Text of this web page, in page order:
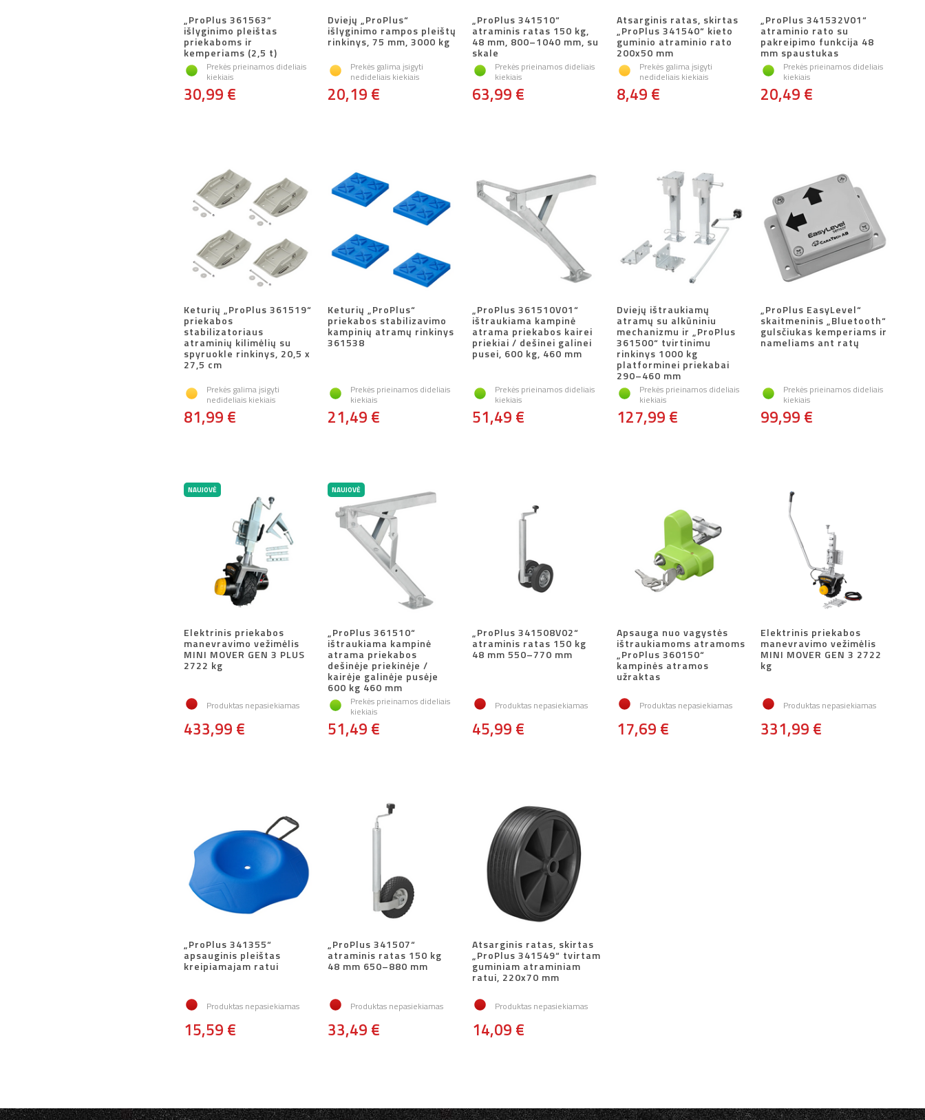
„ProPlus 361563“
išlyginimo pleištas
priekaboms ir
kemperiams (2,5 t)
Prekės prieinamos dideliais
kiekiais
30,99 €
Dviejų „ProPlus“
išlyginimo rampos pleištų
rinkinys, 75 mm, 3000 kg
Prekės galima įsigyti
nedideliais kiekiais
20,19 €
„ProPlus 341510“
atraminis ratas 150 kg,
48 mm, 800–1040 mm, su
skale
Prekės prieinamos dideliais
kiekiais
63,99 €
Atsarginis ratas, skirtas
„ProPlus 341540“ kieto
guminio atraminio rato
200x50 mm
Prekės galima įsigyti
nedideliais kiekiais
8,49 €
„ProPlus 341532V01“
atraminio rato su
pakreipimo funkcija 48
mm spaustukas
Prekės prieinamos dideliais
kiekiais
20,49 €
Keturių „ProPlus 361519“
priekabos
stabilizatoriaus
atraminių kilimėlių su
spyruokle rinkinys, 20,5 x
27,5 cm
Prekės galima įsigyti
nedideliais kiekiais
81,99 €
Keturių „ProPlus“
priekabos stabilizavimo
kampinių atramų rinkinys
361538
Prekės prieinamos dideliais
kiekiais
21,49 €
„ProPlus 361510V01“
ištraukiama kampinė
atrama priekabos kairei
priekiai / dešinei galinei
pusei, 600 kg, 460 mm
Prekės prieinamos dideliais
kiekiais
51,49 €
Dviejų ištraukiamų
atramų su alkūniniu
mechanizmu ir „ProPlus
361500“ tvirtinimu
rinkinys 1000 kg
platforminei priekabai
290–460 mm
Prekės prieinamos dideliais
kiekiais
127,99 €
„ProPlus EasyLevel“
skaitmeninis „Bluetooth“
gulsčiukas kemperiams ir
nameliams ant ratų
Prekės prieinamos dideliais
kiekiais
99,99 €
NAUJOVĖ
Elektrinis priekabos
manevravimo vežimėlis
MINI MOVER GEN 3 PLUS
2722 kg
Produktas nepasiekiamas
433,99 €
NAUJOVĖ
„ProPlus 361510“
ištraukiama kampinė
atrama priekabos
dešinėje priekinėje /
kairėje galinėje pusėje
600 kg 460 mm
Prekės prieinamos dideliais
kiekiais
51,49 €
„ProPlus 341508V02“
atraminis ratas 150 kg
48 mm 550–770 mm
Produktas nepasiekiamas
45,99 €
Apsauga nuo vagystės
ištraukiamoms atramoms
„ProPlus 360150“
kampinės atramos
užraktas
Produktas nepasiekiamas
17,69 €
Elektrinis priekabos
manevravimo vežimėlis
MINI MOVER GEN 3 2722
kg
Produktas nepasiekiamas
331,99 €
„ProPlus 341355“
apsauginis pleištas
kreipiamajam ratui
Produktas nepasiekiamas
15,59 €
„ProPlus 341507“
atraminis ratas 150 kg
48 mm 650–880 mm
Produktas nepasiekiamas
33,49 €
Atsarginis ratas, skirtas
„ProPlus 341549“ tvirtam
guminiam atraminiam
ratui, 220x70 mm
Produktas nepasiekiamas
14,09 €